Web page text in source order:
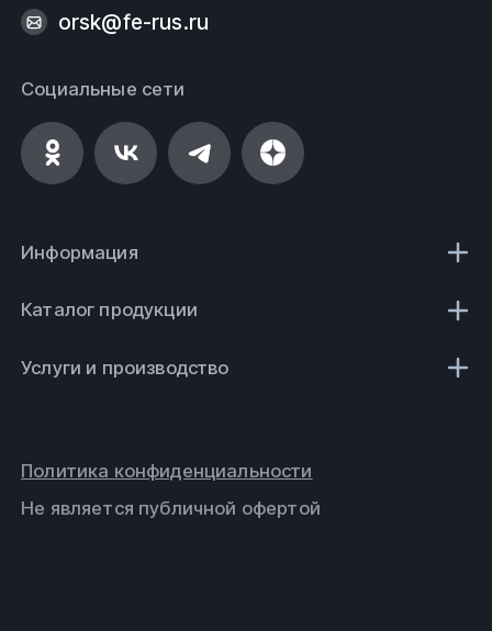
orsk@fe-rus.ru
Социальные сети
Информация
Каталог продукции
Услуги и производство
Не является публичной офертой
Политика конфиденциальности